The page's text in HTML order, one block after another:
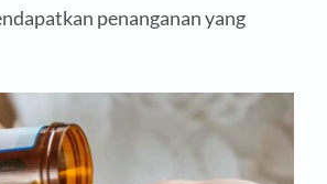
penanganan yang